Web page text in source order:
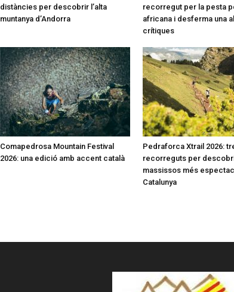
distàncies per descobrir l’alta
muntanya d’Andorra
recorregut per la pesta
africana i desferma una
crítiques
Comapedrosa Mountain Festival
2026: una edició amb accent català
Pedraforca Xtrail 2026:
recorreguts per
massissos més
Catalunya